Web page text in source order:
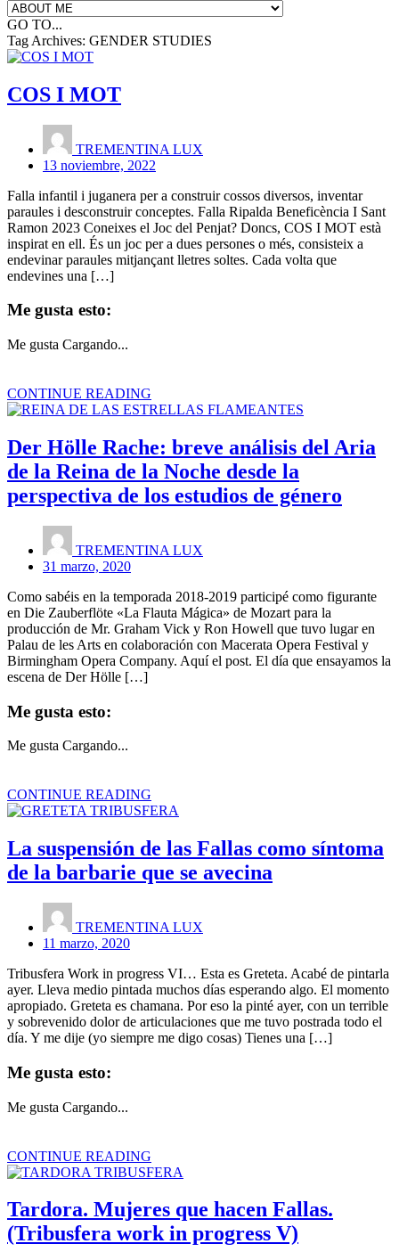
GO TO...
Tag Archives: GENDER STUDIES
COS I MOT
TREMENTINA LUX
13 noviembre, 2022
Falla infantil i juganera per a construir cossos diversos, inventar
paraules i desconstruir conceptes. Falla Ripalda Beneficència I Sant
Ramon 2023 Coneixes el Joc del Penjat? Doncs, COS I MOT està
inspirat en ell. És un joc per a dues persones o més, consisteix a
endevinar paraules mitjançant lletres soltes. Cada volta que
endevines una […]
Me gusta esto:
Me gusta Cargando...
CONTINUE READING
Der Hölle Rache: breve análisis del Aria
de la Reina de la Noche desde la
perspectiva de los estudios de género
TREMENTINA LUX
31 marzo, 2020
Como sabéis en la temporada 2018-2019 participé como figurante
en Die Zauberflöte «La Flauta Mágica» de Mozart para la
producción de Mr. Graham Vick y Ron Howell que tuvo lugar en
Palau de les Arts en colaboración con Macerata Opera Festival y
Birmingham Opera Company. Aquí el post. El día que ensayamos la
escena de Der Hölle […]
Me gusta esto:
Me gusta Cargando...
CONTINUE READING
La suspensión de las Fallas como síntoma
de la barbarie que se avecina
TREMENTINA LUX
11 marzo, 2020
Tribusfera Work in progress VI… Esta es Greteta. Acabé de pintarla
ayer. Lleva medio pintada muchos días esperando algo. El momento
apropiado. Greteta es chamana. Por eso la pinté ayer, con un terrible
y sobrevenido dolor de articulaciones que me tuvo postrada todo el
día. Y me dije (yo siempre me digo cosas) Tienes una […]
Me gusta esto:
Me gusta Cargando...
CONTINUE READING
Tardora. Mujeres que hacen Fallas.
(Tribusfera work in progress V)